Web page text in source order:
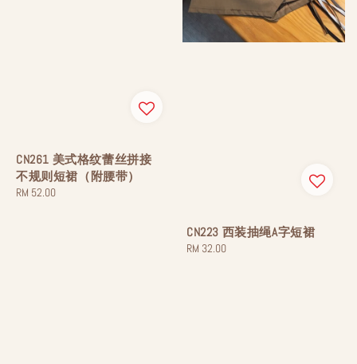
CN261 美式格纹蕾丝拼接
不规则短裙（附腰带）
Regular
RM 52.00
CN223 西装抽绳A字短裙
Regular
RM 32.00